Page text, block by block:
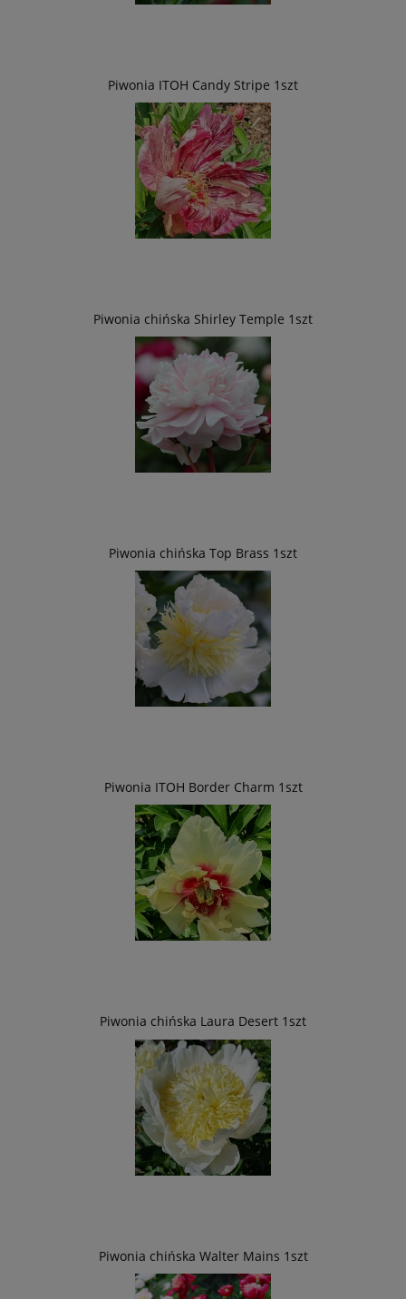
Piwonia ITOH Candy Stripe 1szt
Piwonia chińska Shirley Temple 1szt
Piwonia chińska Top Brass 1szt
Piwonia ITOH Border Charm 1szt
Piwonia chińska Laura Desert 1szt
Piwonia chińska Walter Mains 1szt